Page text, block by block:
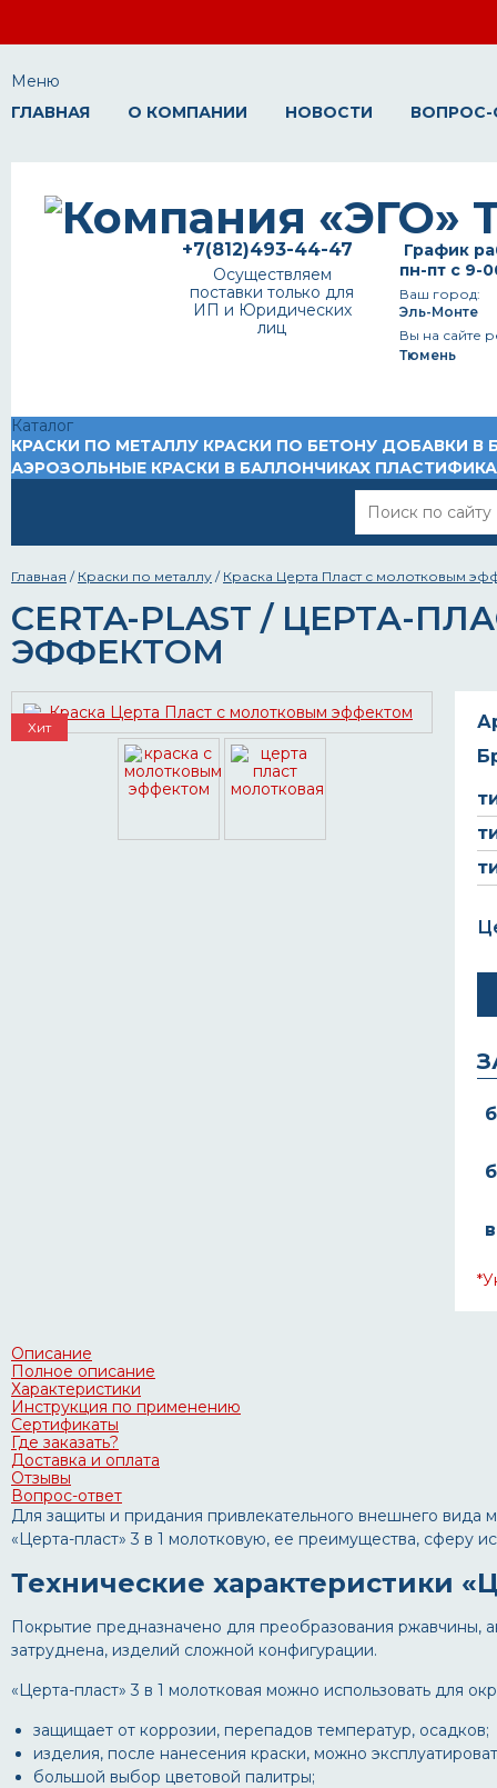
Меню
ГЛАВНАЯ
О КОМПАНИИ НОВОСТИ ВОПРОС-
График
пн-пт с 9-
Ваш город:
Эль-Монте
Вы на сайте
Тюмень
+7(812)493-44-47
Осуществляем
поставки только для
ИП и Юридических
лиц
Каталог
КРАСКИ ПО МЕТАЛЛУ КРАСКИ ПО БЕТОНУ ДОБАВКИ В
АЭРОЗОЛЬНЫЕ КРАСКИ В БАЛЛОНЧИКАХ
Главная / Краски по металлу / Краска Церта Пласт с молотковым
CERTA-PLAST / ЦЕРТА-
ЭФФЕКТОМ
Хит
Описание
Полное описание
Характеристики
Инструкция по применению
Сертификаты
Где заказать?
Доставка и оплата
Отзывы
Вопрос-ответ
Для защиты и придания привлекательного внешнего вида
«Церта-пласт» 3 в 1 молотковую, ее преимущества, сферу
Технические характеристики
Покрытие предназначено для преобразования ржавчины,
затруднена, изделий сложной конфигурации.
«Церта-пласт» 3 в 1 молотковая можно использовать для
защищает от коррозии, перепадов температур, осадков;
изделия, после нанесения краски, можно
большой выбор цветовой палитры;